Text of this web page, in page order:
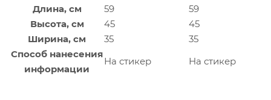
Длина, см
59
59
Высота, см
45
45
Ширина, см
35
35
Способ нанесения
информации
На стикер На стикер